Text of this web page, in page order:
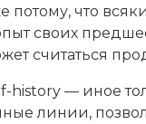
что
своих
считаться
history — иное
линии,